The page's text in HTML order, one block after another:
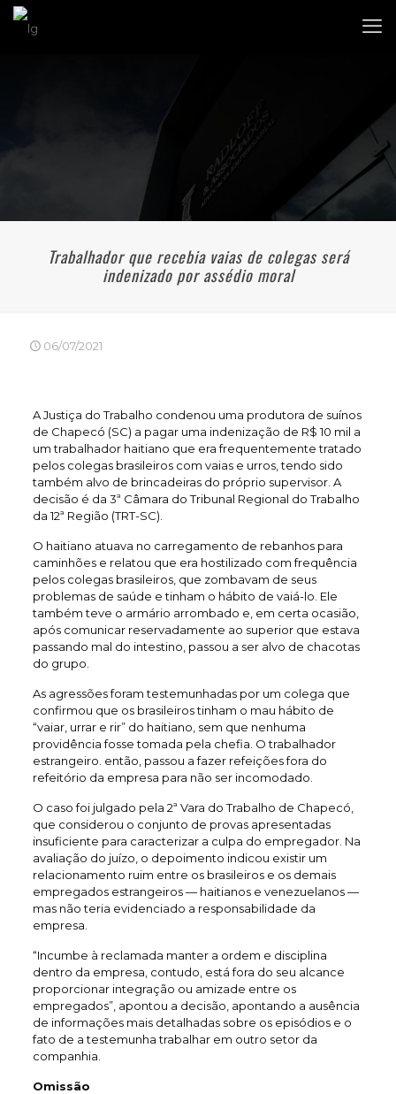
Trabalhador que recebia vaias de colegas será
indenizado por assédio moral
06/07/2021
A Justiça do Trabalho condenou uma produtora de suínos
de Chapecó (SC) a pagar uma indenização de R$ 10 mil a
um trabalhador haitiano que era frequentemente tratado
pelos colegas brasileiros com vaias e urros, tendo sido
também alvo de brincadeiras do próprio supervisor. A
decisão é da 3ª Câmara do Tribunal Regional do Trabalho
da 12ª Região (TRT-SC).
O haitiano atuava no carregamento de rebanhos para
caminhões e relatou que era hostilizado com frequência
pelos colegas brasileiros, que zombavam de seus
problemas de saúde e tinham o hábito de vaiá-lo. Ele
também teve o armário arrombado e, em certa ocasião,
após comunicar reservadamente ao superior que estava
passando mal do intestino, passou a ser alvo de chacotas
do grupo.
As agressões foram testemunhadas por um colega que
confirmou que os brasileiros tinham o mau hábito de
“vaiar, urrar e rir” do haitiano, sem que nenhuma
providência fosse tomada pela chefia. O trabalhador
estrangeiro. então, passou a fazer refeições fora do
refeitório da empresa para não ser incomodado.
O caso foi julgado pela 2ª Vara do Trabalho de Chapecó,
que considerou o conjunto de provas apresentadas
insuficiente para caracterizar a culpa do empregador. Na
avaliação do juízo, o depoimento indicou existir um
relacionamento ruim entre os brasileiros e os demais
empregados estrangeiros — haitianos e venezuelanos —
mas não teria evidenciado a responsabilidade da
empresa.
“Incumbe à reclamada manter a ordem e disciplina
dentro da empresa, contudo, está fora do seu alcance
proporcionar integração ou amizade entre os
empregados”, apontou a decisão, apontando a ausência
de informações mais detalhadas sobre os episódios e o
fato de a testemunha trabalhar em outro setor da
companhia.
Omissão